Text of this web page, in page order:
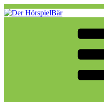
Zum
Inhalt
Eine weitere WordPress-Website